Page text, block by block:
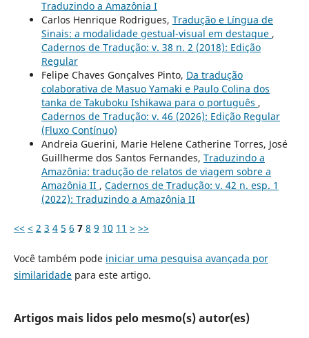
Traduzindo a Amazônia I
Carlos Henrique Rodrigues, Tradução e Língua de
Sinais: a modalidade gestual-visual em destaque ,
Cadernos de Tradução: v. 38 n. 2 (2018): Edição
Regular
Felipe Chaves Gonçalves Pinto, Da tradução
colaborativa de Masuo Yamaki e Paulo Colina dos
tanka de Takuboku Ishikawa para o português ,
Cadernos de Tradução: v. 46 (2026): Edição Regular
(Fluxo Contínuo)
Andreia Guerini, Marie Helene Catherine Torres, José
Guillherme dos Santos Fernandes, Traduzindo a
Amazônia: tradução de relatos de viagem sobre a
Amazônia II , Cadernos de Tradução: v. 42 n. esp. 1
(2022): Traduzindo a Amazônia II
<< < 2 3 4 5 6 7 8 9 10 11 > >>
Você também pode iniciar uma pesquisa avançada por
similaridadepara este artigo.
Artigos mais lidos pelo mesmo(s) autor(es)